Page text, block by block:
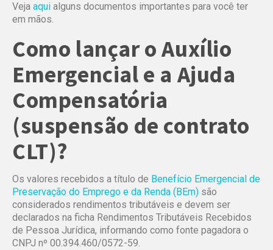
Veja aqui alguns documentos importantes para você ter
em mãos.
Como lançar o Auxílio
Emergencial e a Ajuda
Compensatória
(suspensão de contrato
CLT)?
Os valores recebidos a título de Benefício Emergencial de
Preservação do Emprego e da Renda (BEm) são
considerados rendimentos tributáveis e devem ser
declarados na ficha Rendimentos Tributáveis Recebidos
de Pessoa Jurídica, informando como fonte pagadora o
CNPJ nº 00.394.460/0572-59.